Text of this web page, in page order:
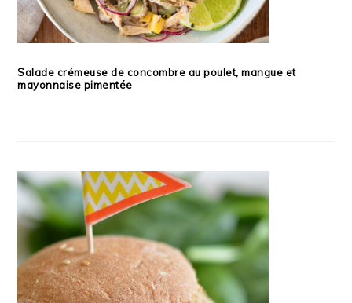
Salade crémeuse de concombre au poulet, mangue et
mayonnaise pimentée